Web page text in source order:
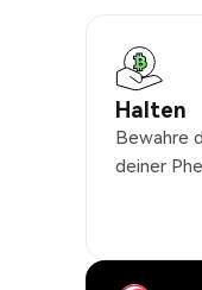
Halten
Bewahre
deiner